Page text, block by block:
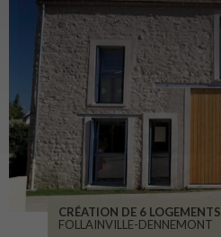
CRÉATION DE 6 LOGEMENTS
FOLLAINVILLE-DENNEMONT